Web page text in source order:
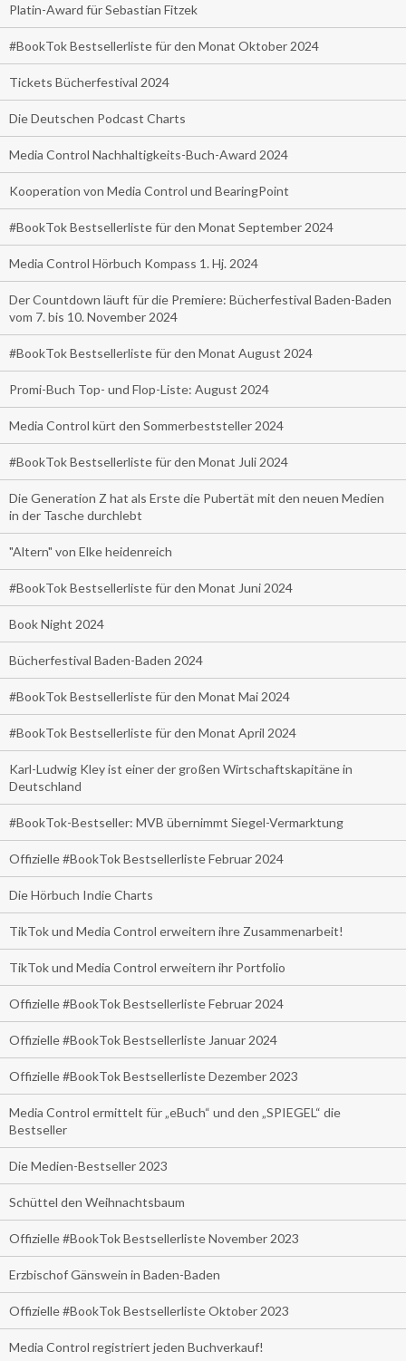
Platin-Award für Sebastian Fitzek
#BookTok Bestsellerliste für den Monat Oktober 2024
Tickets Bücherfestival 2024
Die Deutschen Podcast Charts
Media Control Nachhaltigkeits-Buch-Award 2024
Kooperation von Media Control und BearingPoint
#BookTok Bestsellerliste für den Monat September 2024
Media Control Hörbuch Kompass 1. Hj. 2024
Der Countdown läuft für die Premiere: Bücherfestival Baden-Baden
vom 7. bis 10. November 2024
#BookTok Bestsellerliste für den Monat August 2024
Promi-Buch Top- und Flop-Liste: August 2024
Media Control kürt den Sommerbeststeller 2024
#BookTok Bestsellerliste für den Monat Juli 2024
Die Generation Z hat als Erste die Pubertät mit den neuen Medien
in der Tasche durchlebt
"Altern" von Elke heidenreich
#BookTok Bestsellerliste für den Monat Juni 2024
Book Night 2024
Bücherfestival Baden-Baden 2024
#BookTok Bestsellerliste für den Monat Mai 2024
#BookTok Bestsellerliste für den Monat April 2024
Karl-Ludwig Kley ist einer der großen Wirtschaftskapitäne in
Deutschland
#BookTok-Bestseller: MVB übernimmt Siegel-Vermarktung
Offizielle #BookTok Bestsellerliste Februar 2024
Die Hörbuch Indie Charts
TikTok und Media Control erweitern ihre Zusammenarbeit!
TikTok und Media Control erweitern ihr Portfolio
Offizielle #BookTok Bestsellerliste Februar 2024
Offizielle #BookTok Bestsellerliste Januar 2024
Offizielle #BookTok Bestsellerliste Dezember 2023
Media Control ermittelt für „eBuch“ und den „SPIEGEL“ die
Bestseller
Die Medien-Bestseller 2023
Schüttel den Weihnachtsbaum
Offizielle #BookTok Bestsellerliste November 2023
Erzbischof Gänswein in Baden-Baden
Offizielle #BookTok Bestsellerliste Oktober 2023
Media Control registriert jeden Buchverkauf!